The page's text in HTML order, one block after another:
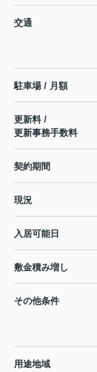
交通
駐車場 / 月額
更新料 /
更新事務手数料
契約期間
現況
入居可能日
敷金積み増し
その他条件
用途地域